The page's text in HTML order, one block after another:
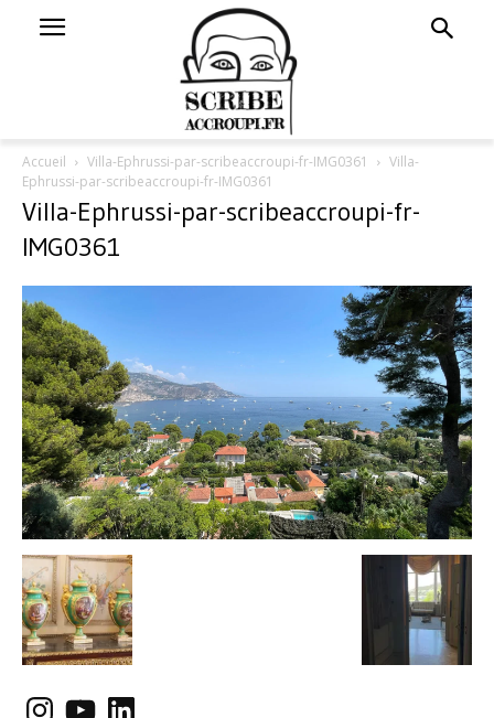
Accueil Villa-Ephrussi-par-scribeaccroupi-fr-IMG0361
Villa-
Ephrussi-par-scribeaccroupi-fr-IMG0361
Villa-Ephrussi-par-scribeaccroupi-fr-
IMG0361
Instagram
YouTubeLinkedIn